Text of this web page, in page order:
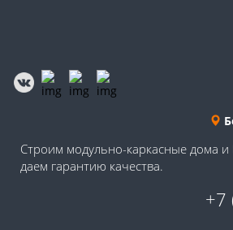
Строим модульно-каркасные дома и
даем гарантию качества.
+7